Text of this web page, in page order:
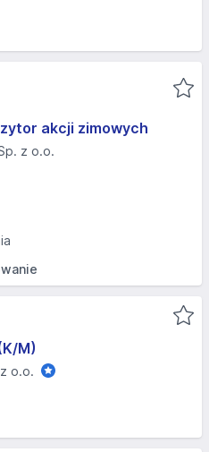
akcji zimowych
z o.o.
M)
o.o.